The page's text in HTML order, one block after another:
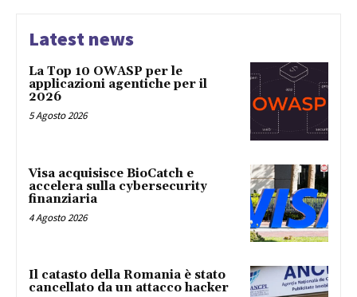
Latest news
La Top 10 OWASP per le
applicazioni agentiche per il
2026
5 Agosto 2026
Visa acquisisce BioCatch e
accelera sulla cybersecurity
finanziaria
4 Agosto 2026
Il catasto della Romania è stato
cancellato da un attacco hacker